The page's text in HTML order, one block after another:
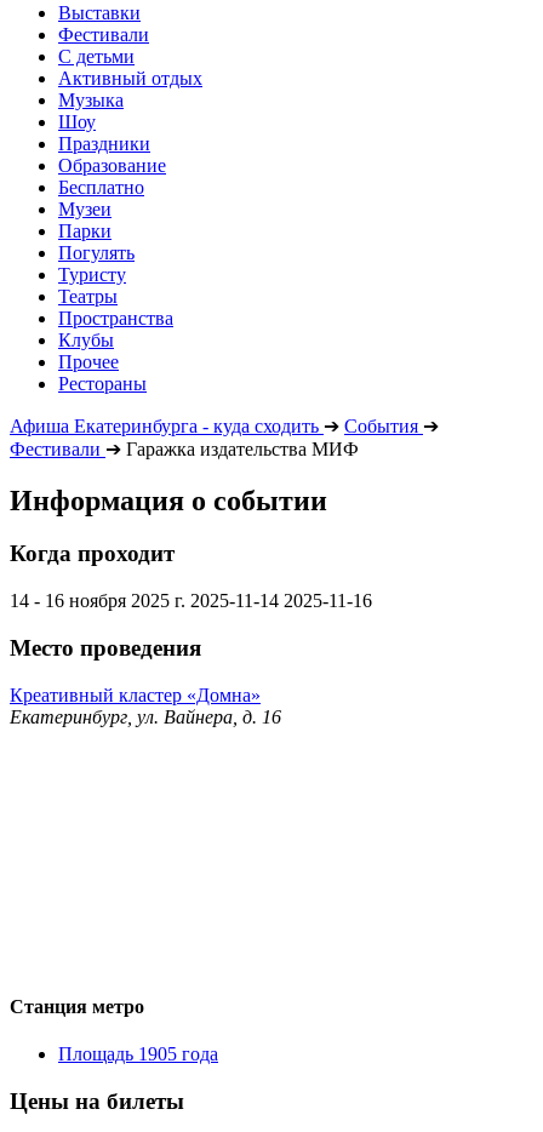
Выставки
Фестивали
С детьми
Активный отдых
Музыка
Шоу
Праздники
Образование
Бесплатно
Музеи
Парки
Погулять
Туристу
Театры
Пространства
Клубы
Прочее
Рестораны
Афиша Екатеринбурга - куда сходить ➔ События ➔
Фестивали ➔ Гаражка издательства МИФ
Информация о событии
Когда проходит
14 - 16 ноября 2025 г. 2025-11-14 2025-11-16
Место проведения
Креативный кластер «Домна»
Екатеринбург, ул. Вайнера, д. 16
Станция метро
Площадь 1905 года
Цены на билеты